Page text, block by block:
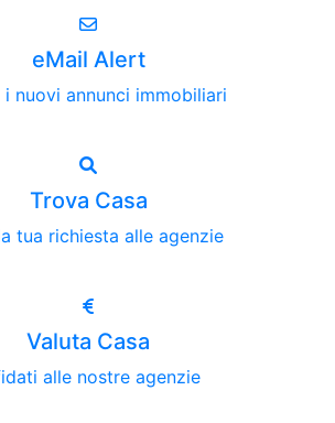
eMail Alert
i nuovi annunci immobiliari
Trova Casa
tua richiesta alle agenzie
Valuta Casa
alle nostre agenzie